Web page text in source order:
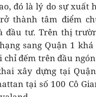
đó là lý do sự xuất
thành tâm điểm
đầu tư. Trên thị
sang Quận 1
đếm trên đầu
xây dựng tại
tại số 100 Cô